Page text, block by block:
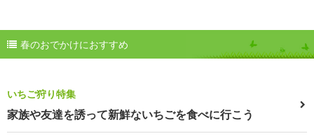
春のおでかけにおすすめ
いちご狩り特集
家族や友達を誘って新鮮ないちごを食べに行こう